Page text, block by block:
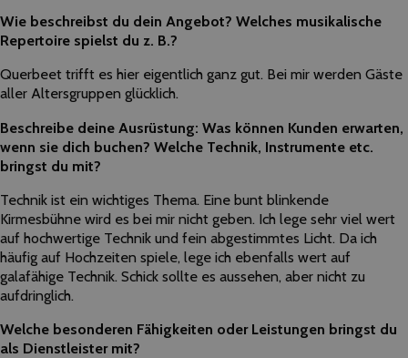
Wie beschreibst du dein Angebot? Welches musikalische
Repertoire spielst du z. B.?
Querbeet trifft es hier eigentlich ganz gut. Bei mir werden Gäste
aller Altersgruppen glücklich.
Beschreibe deine Ausrüstung: Was können Kunden erwarten,
wenn sie dich buchen? Welche Technik, Instrumente etc.
bringst du mit?
Technik ist ein wichtiges Thema. Eine bunt blinkende
Kirmesbühne wird es bei mir nicht geben. Ich lege sehr viel wert
auf hochwertige Technik und fein abgestimmtes Licht. Da ich
häufig auf Hochzeiten spiele, lege ich ebenfalls wert auf
galafähige Technik. Schick sollte es aussehen, aber nicht zu
aufdringlich.
Welche besonderen Fähigkeiten oder Leistungen bringst du
als Dienstleister mit?